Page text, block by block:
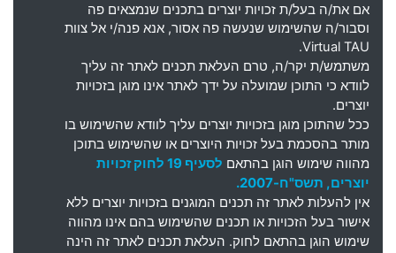
אם את/ה בעל/ת זכויות יוצרים בתכנים שנמצאים פה
וסבור/ה שהשימוש שנעשה פה אסור, אנא פנה/י אל צוות
Virtual TAU.
משתמש/ת יקר/ה, טרם העלאת תכנים לאתר זה עליך
לוודא כי התוכן שמועלה על ידך לאתר אינו מוגן בזכויות
יוצרים.
ככל שהתוכן מוגן בזכויות יוצרים עליך לוודא שהשימוש בו
מותר בהסכמת בעל זכויות היוצרים או שהשימוש בתוכן
מהווה שימוש הוגן בהתאם
לסעיף 19 לחוק זכויות
יוצרים, תשס"ח-2007.
אין להעלות לאתר זה תכנים המוגנים בזכויות יוצרים ללא
אישור בעל הזכויות או תכנים שהשימוש בהם אינו מהווה
שימוש הוגן בהתאם לחוק. העלאת תכנים לאתר זה הינה